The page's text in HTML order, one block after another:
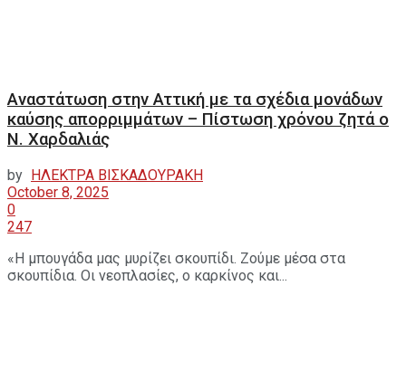
Αναστάτωση στην Αττική με τα σχέδια μονάδων
καύσης απορριμμάτων – Πίστωση χρόνου ζητά ο
Ν. Χαρδαλιάς
by ΗΛΕΚΤΡΑ ΒΙΣΚΑΔΟΥΡΑΚΗ
October 8, 2025
0
247
«Η μπουγάδα μας μυρίζει σκουπίδι. Ζούμε μέσα στα
σκουπίδια. Οι νεοπλασίες, ο καρκίνος και...